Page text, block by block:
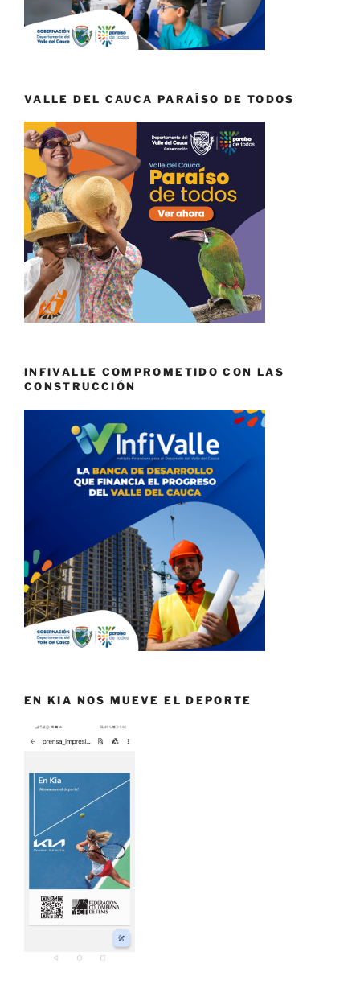
VALLE DEL CAUCA PARAÍSO DE TODOS
INFIVALLE COMPROMETIDO CON LAS
CONSTRUCCIÓN
EN KIA NOS MUEVE EL DEPORTE